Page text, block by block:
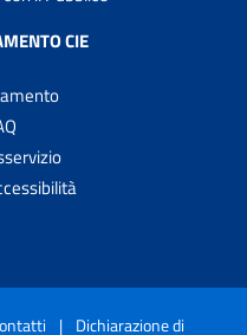
CIE
| Dichiarazione di